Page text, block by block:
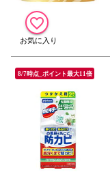
8/7時点_ポイント最大11倍